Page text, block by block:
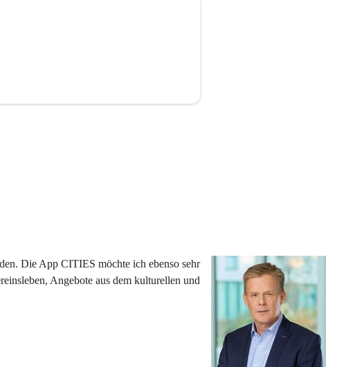
Die App CITIES möchte ich ebenso sehr
Angebote aus dem kulturellen und